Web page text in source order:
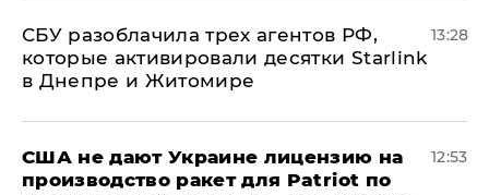
СБУ разоблачила трех агентов РФ,
которые активировали десятки Starlink
в Днепре и Житомире
13:28
США не дают Украине лицензию на
производство ракет для Patriot по
12:53